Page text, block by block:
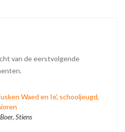
van de eerstvolgende
Waed en Ie', schooljeugd,
Stiens